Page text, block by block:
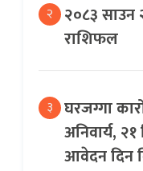
२ २०८३ साउन
राशिफल
३ घरजग्गा
अनिवार्य,
आवेदन दिन